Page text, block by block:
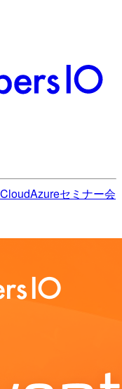
Azureセミナー会